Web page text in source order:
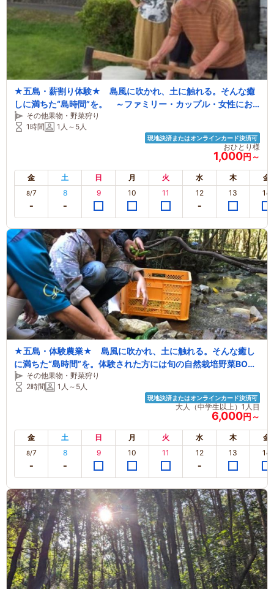
★五島・薪割り体験★ 島風に吹かれ、土に触れる。そんな癒
しに満ちた“島時間”を。 ～ファミリー・カップル・女性にお
すすめ～
その他果物・野菜狩り
1時間
1人～5人
現地決済またはオンラインカード決済可
おひとり様
1,000円～
金 土 日 月 火 水 木 金
8/7 8 9 10 11 12 13 14
★五島・体験農業★ 島風に吹かれ、土に触れる。そんな癒し
に満ちた“島時間”を。体験された方には旬の自然栽培野菜BOX
のお土産付き♪ ～ファミリー・カップル・女性におすすめ～
その他果物・野菜狩り
2時間
1人～5人
現地決済またはオンラインカード決済可
大人（中学生以上）1人目
6,000円～
金 土 日 月 火 水 木 金
8/7 8 9 10 11 12 13 14